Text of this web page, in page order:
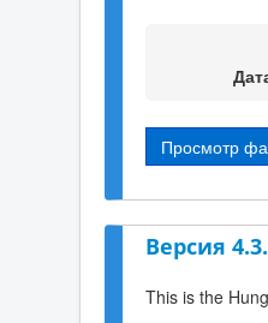
Просмотр
Версия
This is the